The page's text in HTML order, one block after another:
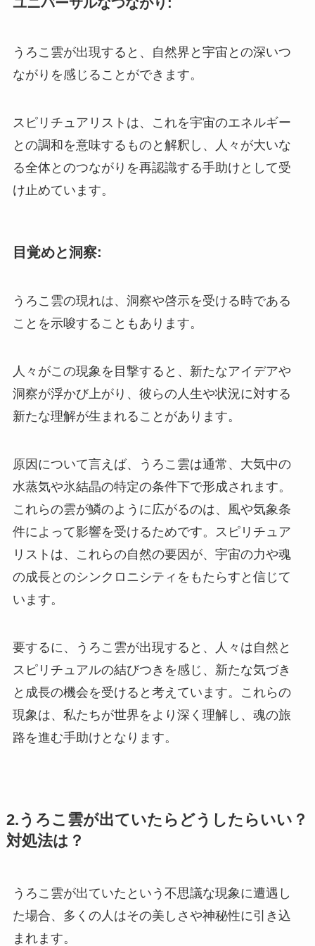
うろこ雲が出現すると、自然界と宇宙との深いつ
ながりを感じることができます。
スピリチュアリストは、これを宇宙のエネルギー
との調和を意味するものと解釈し、人々が大いな
る全体とのつながりを再認識する手助けとして受
け止めています。
目覚めと洞察:
うろこ雲の現れは、洞察や啓示を受ける時である
ことを示唆することもあります。
人々がこの現象を目撃すると、新たなアイデアや
洞察が浮かび上がり、彼らの人生や状況に対する
新たな理解が生まれることがあります。
原因について言えば、うろこ雲は通常、大気中の
水蒸気や氷結晶の特定の条件下で形成されます。
これらの雲が鱗のように広がるのは、風や気象条
件によって影響を受けるためです。スピリチュア
リストは、これらの自然の要因が、宇宙の力や魂
の成長とのシンクロニシティをもたらすと信じて
います。
要するに、うろこ雲が出現すると、人々は自然と
スピリチュアルの結びつきを感じ、新たな気づき
と成長の機会を受けると考えています。これらの
現象は、私たちが世界をより深く理解し、魂の旅
路を進む手助けとなります。
2.うろこ雲が出ていたらどうしたらいい？
対処法は？
うろこ雲が出ていたという不思議な現象に遭遇し
た場合、多くの人はその美しさや神秘性に引き込
まれます。